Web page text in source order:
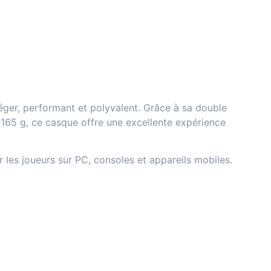
performant et polyvalent. Grâce à sa double
g, ce casque offre une excellente expérience
joueurs sur PC, consoles et appareils mobiles.